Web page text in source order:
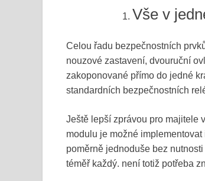
Vše v
Celou řadu bezpečnostních
nouzové zastavení, dvouruční
zakoponované přímo do jedné
standardních bezpečnostních
Ještě lepší zprávou pro majitele
modulu je možné
poměrně jednoduše bez
téměř každý. není totiž potřeba